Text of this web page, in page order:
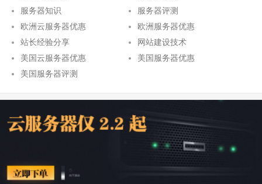
服务器知识
服务器评测
欧洲云服务器优惠
欧洲服务器优惠
站长经验分享
网站建设技术
美国云服务器优惠
美国服务器优惠
美国服务器评测